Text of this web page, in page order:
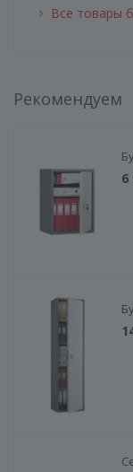
Все товары
Рекомендуем
6